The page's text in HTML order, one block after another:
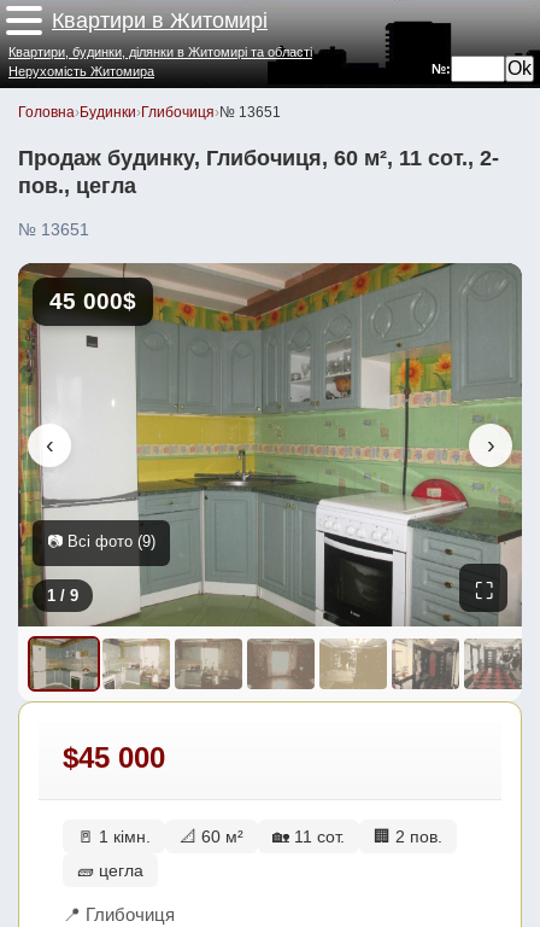
Квартири в Житомирі
№:
Квартири, будинки, ділянки в Житомирі та області
Нерухомість Житомира
Головна›Будинки›Глибочиця›№ 13651
Продаж будинку, Глибочиця, 60 м², 11 сот., 2-
пов., цегла
№ 13651
‹ ›
45 000$
1 / 9 ⛶
📷 Всі фото (9)
$45 000
🚪 1 кімн. 📐 60 м² 🏡 11 сот.
🏢 2 пов.
🧱 цегла
📍 Глибочиця